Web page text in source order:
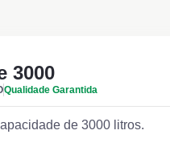
3000
Qualidade Garantida
de 3000 litros.